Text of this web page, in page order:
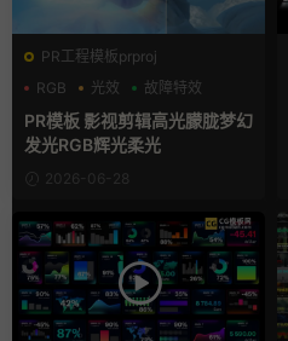
PR工程模板prproj
RGB
光效 故障特效
PR模板 影视剪辑高光朦胧梦幻
发光RGB辉光柔光
2026-06-28